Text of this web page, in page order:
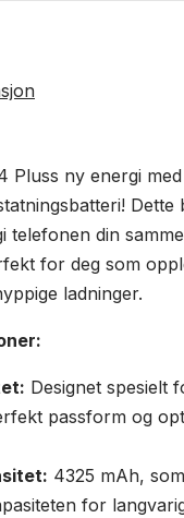
Pluss ny energi
Dette
telefonen din
for deg som
ladninger.
Designet spesielt
passform og
4325 mAh,
for